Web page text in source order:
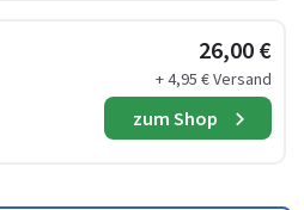
26,00 €
+ 4,95 € Versand
zum Shop